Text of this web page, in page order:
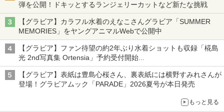
弾を公開！ドキッとするランジェリーカットなど新たな挑戦
【グラビア】カラフル水着のえなこさんグラビア「SUMMER
MEMORIES」をヤングアニマルWebで公開中
【グラビア】ファン待望の約2年ぶり水着ショットも収録「椛島
光 2nd写真集 Ortensia」予約受付開始
10月30日発売
【グラビア】表紙は豊島心桜さん、裏表紙には横野すみれさんが
登場！グラビアムック「PARADE」2026夏号が本日発売
もっと見る